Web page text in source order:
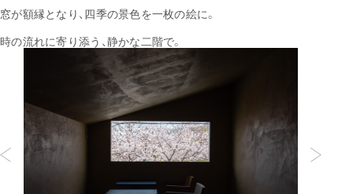
窓が額縁となり、四季の景色を一枚の絵に。
時の流れに寄り添う、静かな二階で。